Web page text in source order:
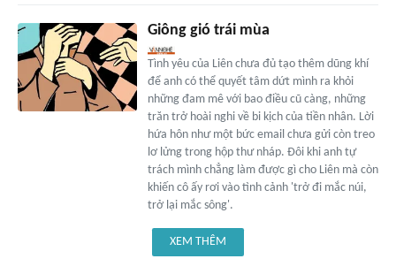
Giông gió trái mùa
Tình yêu của Liên chưa đủ tạo thêm dũng khí
để anh có thể quyết tâm dứt mình ra khỏi
những đam mê với bao điều cũ càng, những
trăn trở hoài nghi về bi kịch của tiền nhân. Lời
hứa hôn như một bức email chưa gửi còn treo
lơ lửng trong hộp thư nháp. Đôi khi anh tự
trách mình chẳng làm được gì cho Liên mà còn
khiến cô ấy rơi vào tình cảnh 'trở đi mắc núi,
trở lại mắc sông'.
XEM THÊM